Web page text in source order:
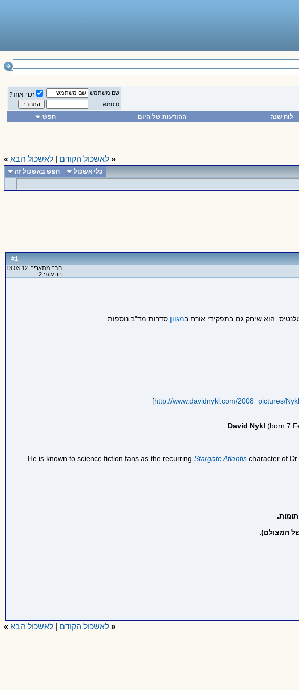
שם משתמש
זכור אותי?
סיסמא
לוח שנה ההודעות של היום חפש
« לאשכול הקודם לאשכול הבא »
כלי אשכול חפש באשכול זה
#
1
חבר מתאריך: 13.03.12
הודעות: 2
הוא שיחק גם בתפקידי אורח במגוון סדרות מד"ב נוספות.
http://www.davidnykl.com/2008_pictures/
]
David Nykl (born 7
He is known toscience fiction fans as the recurringStargate Atlantis character of Dr.
של המצולם).
« לאשכול הקודם |לאשכול הבא »